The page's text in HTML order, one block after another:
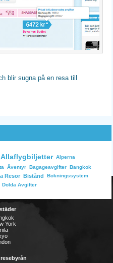
blir sugna på en resa till
Allaflygbiljetter Alperna
Äventyr Bagageavgifter Bangkok
Resor Bistånd
Bokningssystem
Dolda Avgifter
York